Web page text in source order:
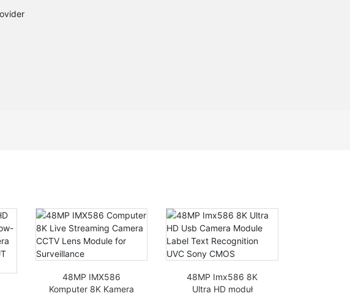
48MP IMX586
Komputer 8K Kamera
48MP Imx586 8K
Ultra HD moduł